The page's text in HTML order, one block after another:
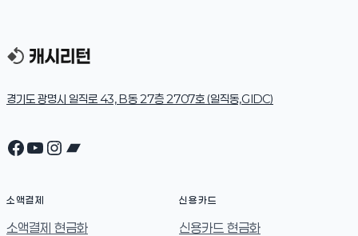
경기도 광명시 일직로 43, B동 27층 2707호 (일직동,GIDC)
Facebook
YouTube
Instagram
Bandcamp
소액결제
소액결제 현금화
신용카드
신용카드 현금화